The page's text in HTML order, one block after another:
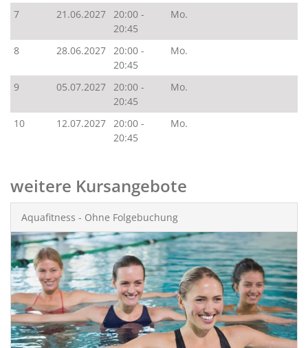
7 21.06.2027 20:00 -
20:45
Mo.
8 28.06.2027 20:00 -
20:45
Mo.
9 05.07.2027 20:00 -
20:45
Mo.
10 12.07.2027 20:00 -
20:45
Mo.
weitere Kursangebote
Aquafitness - Ohne Folgebuchung